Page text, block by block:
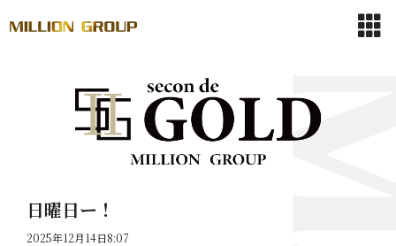
日曜日ー！
2025年12月14日8:07